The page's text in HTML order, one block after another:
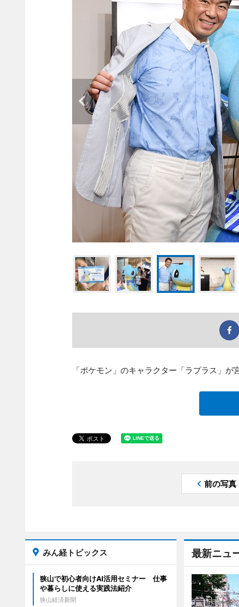
「ポケモン」のキャラクター「ラプラス」が
前の写真
最新ニュ
みん経トピックス
狭山で初心者向けAI活用セミナー 仕事
や暮らしに使える実践法紹介
狭山経済新聞